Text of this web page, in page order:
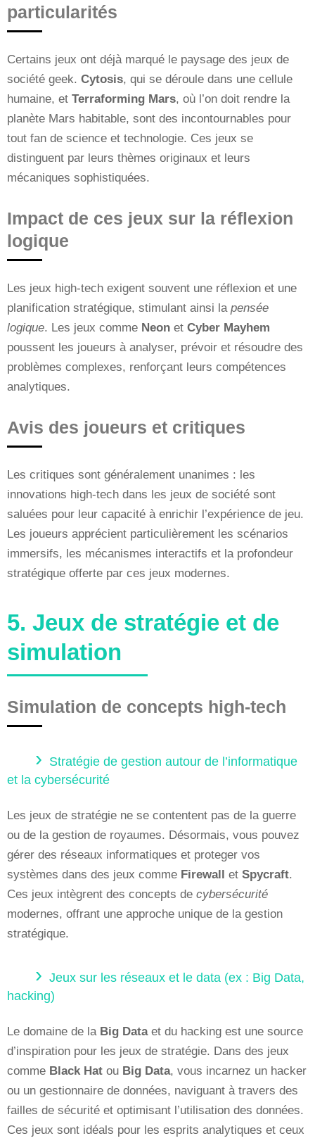
particularités
Certains jeux ont déjà marqué le paysage des jeux de
société geek. Cytosis, qui se déroule dans une cellule
humaine, et Terraforming Mars, où l’on doit rendre la
planète Mars habitable, sont des incontournables pour
tout fan de science et technologie. Ces jeux se
distinguent par leurs thèmes originaux et leurs
mécaniques sophistiquées.
Impact de ces jeux sur la réflexion
logique
Les jeux high-tech exigent souvent une réflexion et une
planification stratégique, stimulant ainsi la pensée
logique. Les jeux comme Neon et Cyber Mayhem
poussent les joueurs à analyser, prévoir et résoudre des
problèmes complexes, renforçant leurs compétences
analytiques.
Avis des joueurs et critiques
Les critiques sont généralement unanimes : les
innovations high-tech dans les jeux de société sont
saluées pour leur capacité à enrichir l’expérience de jeu.
Les joueurs apprécient particulièrement les scénarios
immersifs, les mécanismes interactifs et la profondeur
stratégique offerte par ces jeux modernes.
5. Jeux de stratégie et de
simulation
Simulation de concepts high-tech
Stratégie de gestion autour de l’informatique
et la cybersécurité
Les jeux de stratégie ne se contentent pas de la guerre
ou de la gestion de royaumes. Désormais, vous pouvez
gérer des réseaux informatiques et proteger vos
systèmes dans des jeux comme Firewall et Spycraft.
Ces jeux intègrent des concepts de cybersécurité
modernes, offrant une approche unique de la gestion
stratégique.
Jeux sur les réseaux et le data (ex : Big Data,
hacking)
Le domaine de la Big Dataet du hacking est une source
d’inspiration pour les jeux de stratégie. Dans des jeux
comme Black Hat ou Big Data, vous incarnez un hacker
ou un gestionnaire de données, naviguant à travers des
failles de sécurité et optimisant l’utilisation des données.
Ces jeux sont idéals pour les esprits analytiques et ceux